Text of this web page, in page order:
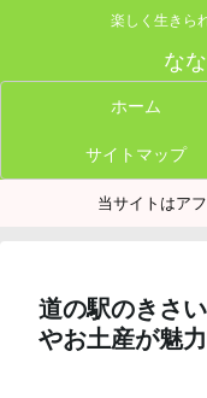
楽しく生きら
な
ホーム
サイトマップ
当サイトはア
道の駅のきさ
やお土産が魅力